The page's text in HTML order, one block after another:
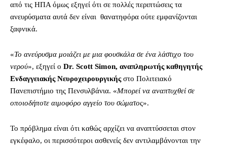
από τις ΗΠΑ όμως εξηγεί ότι σε πολλές περιπτώσεις τα
ανευρύσματα αυτά δεν είναι θανατηφόρα ούτε εμφανίζονται
ξαφνικά.
«Το ανεύρυσμα μοιάζει με μια φουσκάλα σε ένα λάστιχο του
νερού», εξηγεί ο Dr. Scott Simon, αναπληρωτής καθηγητής
Ενδαγγειακής Νευροχειρουργικήςστο Πολιτειακό
Πανεπιστήμιο της Πενσυλβάνια. «Μπορεί να αναπτυχθεί σε
οποιοδήποτε αιμοφόρο αγγείο του σώματος».
Το πρόβλημα είναι ότι καθώς αρχίζει να αναπτύσσεται στον
εγκέφαλο, οι περισσότεροι ασθενείς δεν αντιλαμβάνονται την